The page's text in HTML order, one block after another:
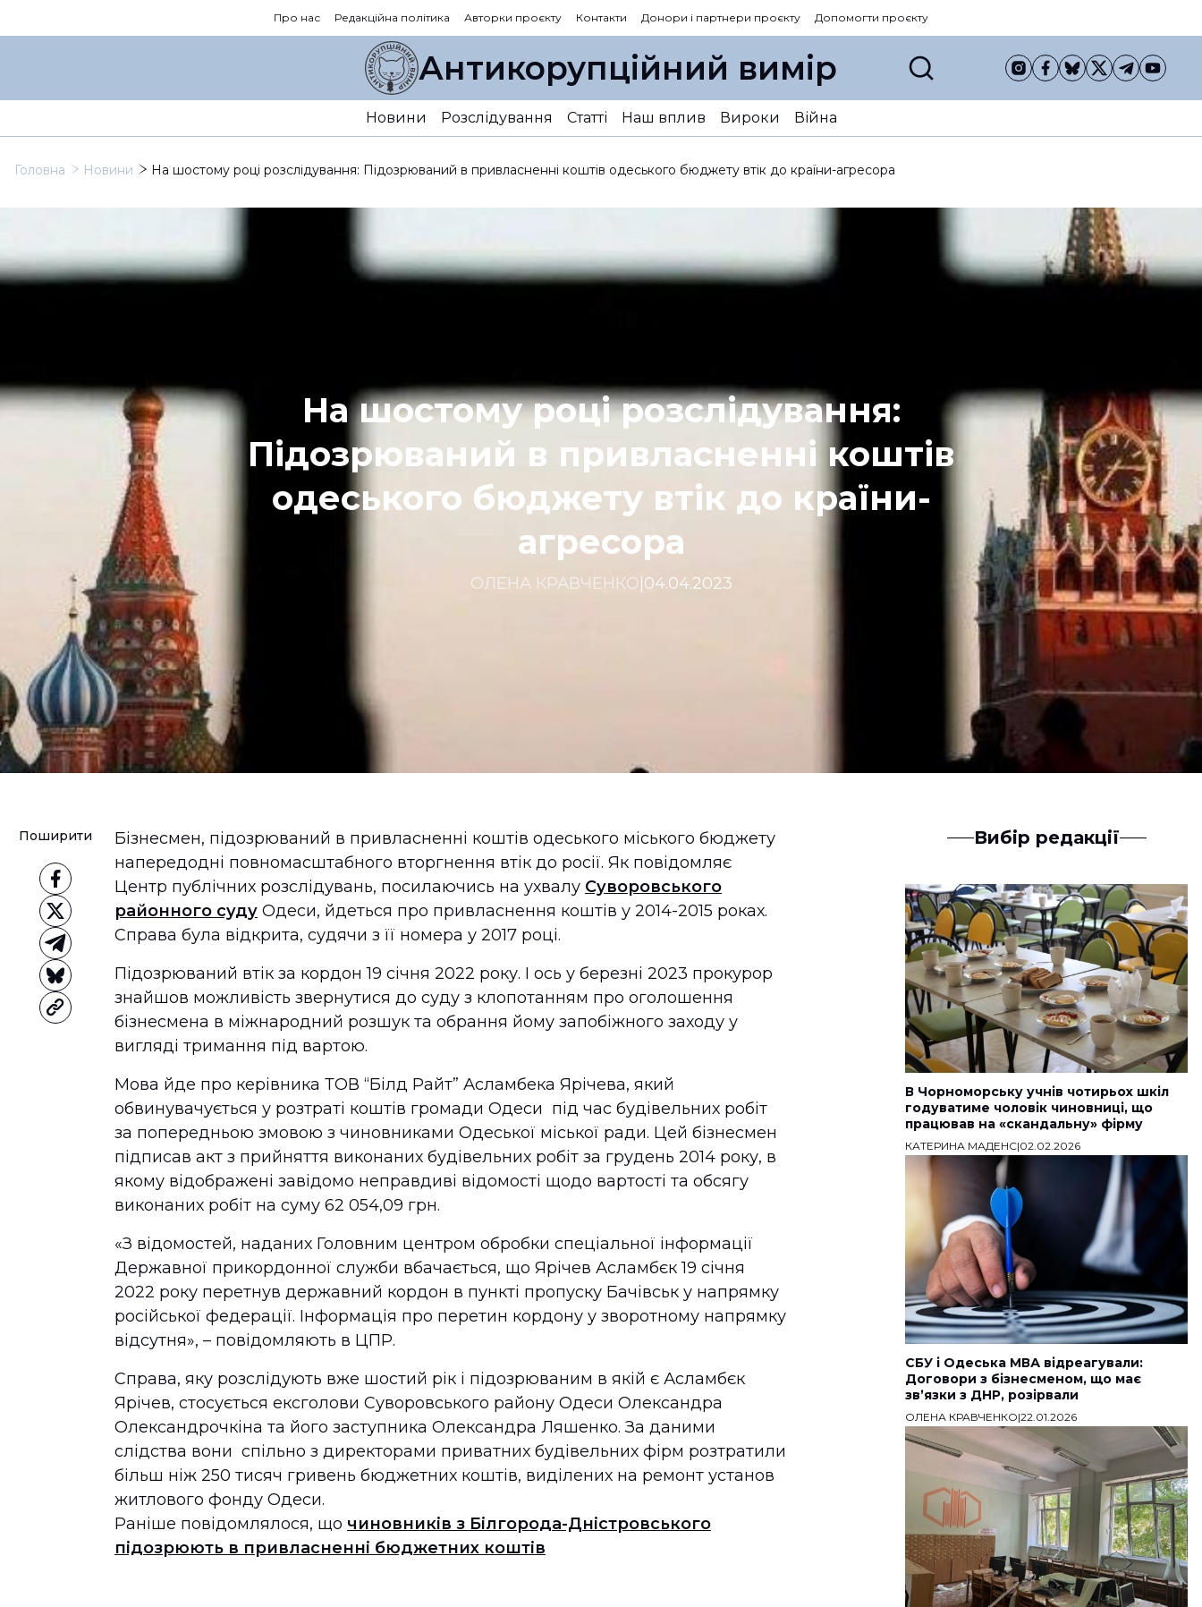
Про нас Редакційна політика Авторки проєкту Контакти Донори і партнери проєкту Допомогти проєкту
Антикорупційний вимір
Новини Розслідування Статті Наш вплив Вироки Війна
Головна Новини На шостому році розслідування: Підозрюваний в привласненні коштів одеського бюджету втік до країни-агресора
На шостому році розслідування:
Підозрюваний в привласненні коштів
одеського бюджету втік до країни-
агресора
ОЛЕНА КРАВЧЕНКО 04.04.2023
Поширити
Бізнесмен, підозрюваний в привласненні коштів одеського міського бюджету
напередодні повномасштабного вторгнення втік до росії. Як повідомляє
Центр публічних розслідувань, посилаючись на ухвалу Суворовського
районного суду Одеси, йдеться про привласнення коштів у 2014-2015 роках.
Справа була відкрита, судячи з її номера у 2017 році.
Підозрюваний втік за кордон 19 січня 2022 року. І ось у березні 2023 прокурор
знайшов можливість звернутися до суду з клопотанням про оголошення
бізнесмена в міжнародний розшук та обрання йому запобіжного заходу у
вигляді тримання під вартою.
Мова йде про керівника ТОВ “Білд Райт” Асламбека Ярічева, який
обвинувачується у розтраті коштів громади Одеси під час будівельних робіт
за попередньою змовою з чиновниками Одеської міської ради. Цей бізнесмен
підписав акт з прийняття виконаних будівельних робіт за грудень 2014 року, в
якому відображені завідомо неправдиві відомості щодо вартості та обсягу
виконаних робіт на суму 62 054,09 грн.
«З відомостей, наданих Головним центром обробки спеціальної інформації
Державної прикордонної служби вбачається, що Ярічев Асламбєк 19 січня
2022 року перетнув державний кордон в пункті пропуску Бачівськ у напрямку
російської федерації. Інформація про перетин кордону у зворотному напрямку
відсутня», – повідомляють в ЦПР.
Справа, яку розслідують вже шостий рік і підозрюваним в якій є Асламбєк
Ярічев, стосується ексголови Суворовського району Одеси Олександра
Олександрочкіна та його заступника Олександра Ляшенко. За даними
слідства вони спільно з директорами приватних будівельних фірм розтратили
більш ніж 250 тисяч гривень бюджетних коштів, виділених на ремонт установ
житлового фонду Одеси.
Раніше повідомлялося, що чиновників з Білгорода-Дністровського
підозрюють в привласненні бюджетних коштів
Вибір редакції
В Чорноморську учнів чотирьох шкіл
годуватиме чоловік чиновниці, що
працював на «скандальну» фірму
КАТЕРИНА МАДЕНС|02.02.2026
СБУ і Одеська МВА відреагували:
Договори з бізнесменом, що має
звʼязки з ДНР, розірвали
ОЛЕНА КРАВЧЕНКО|22.01.2026